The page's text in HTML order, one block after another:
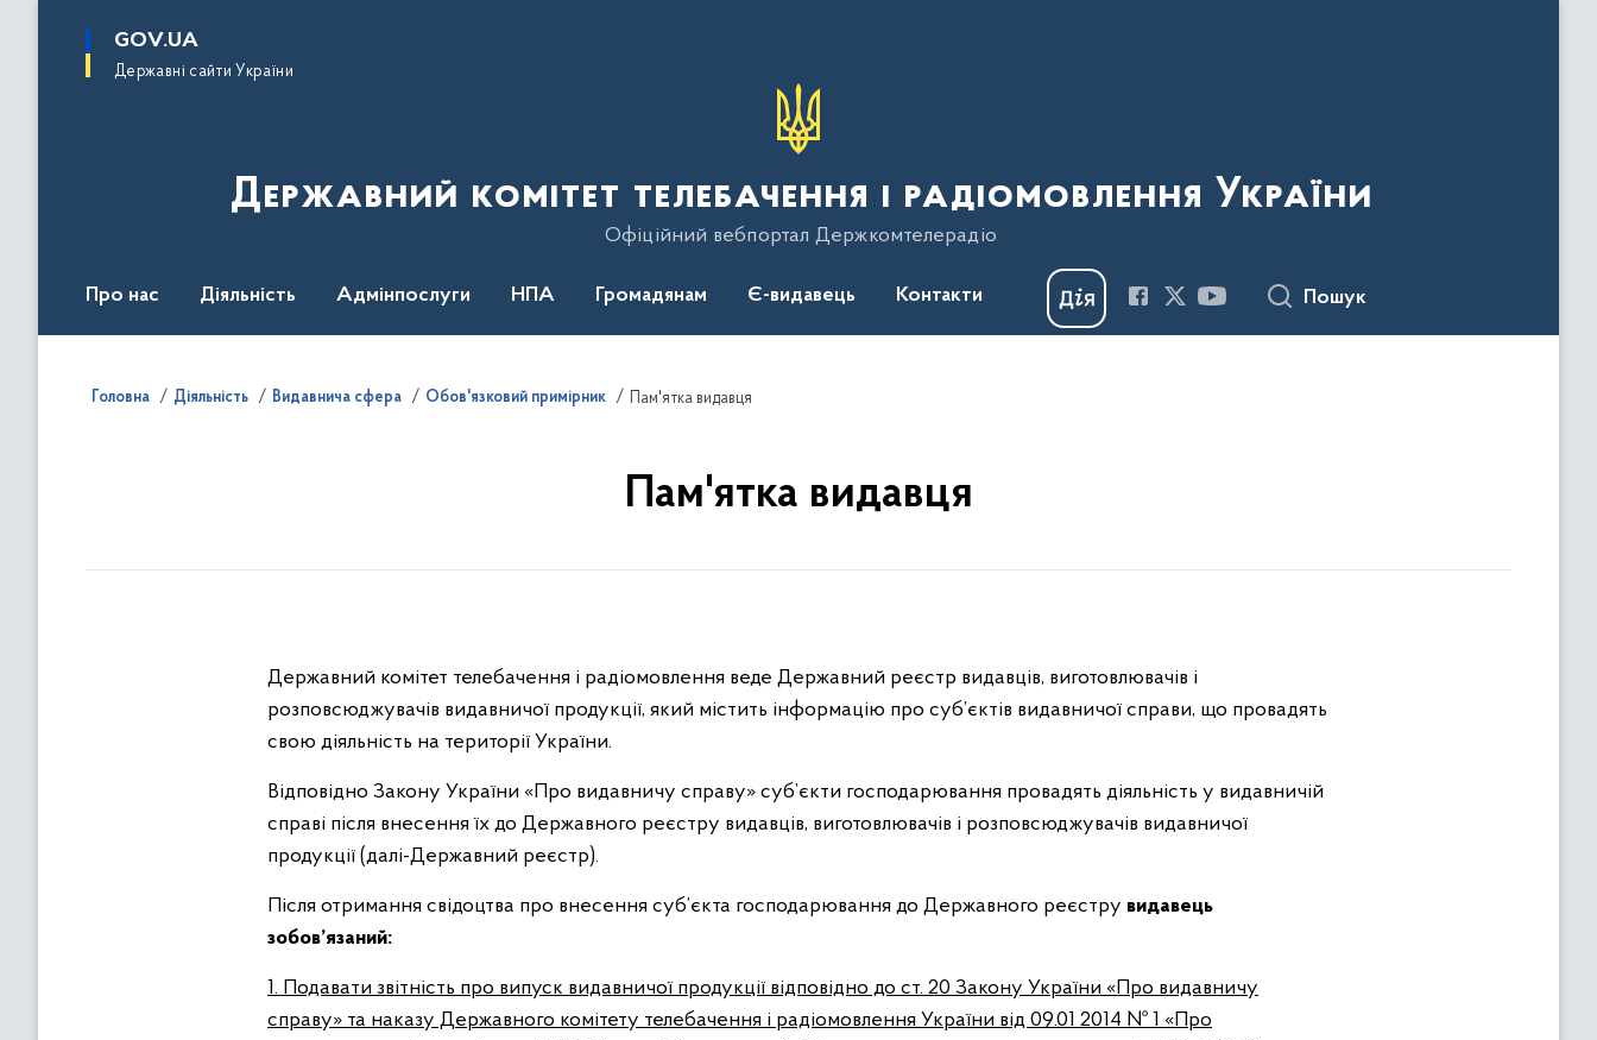
основного
GOV.UA
Державні сайти України
Державний комітет телебачення і радіомовлення України
Офіційний вебпортал Держкомтелерадіо
Про нас Діяльність Адмінпослуги НПА Громадянам Є-видавець Контакти Пошук
Головна Діяльність Видавнича сфера Обов'язковий примірник Пам'ятка видавця
Пам'ятка видавця
Державний комітет телебачення і радіомовлення веде Державний реєстр видавців, виготовлювачів і
розповсюджувачів видавничої продукції, який містить інформацію про суб’єктів видавничої справи, що провадять
свою діяльність на території України.
Відповідно Закону України «Про видавничу справу» суб’єкти господарювання провадять діяльність у видавничій
справі після внесення їх до Державного реєстру видавців, виготовлювачів і розповсюджувачів видавничої
продукції (далі-Державний реєстр).
Після отримання свідоцтва про внесення суб’єкта господарювання до Державного реєстру видавець
зобов’язаний:
1. Подавати звітність про випуск видавничої продукції відповідно до ст. 20 Закону України «Про видавничу
справу» та наказу Державного комітету телебачення і радіомовлення України від 09.01 2014 № 1 «Про